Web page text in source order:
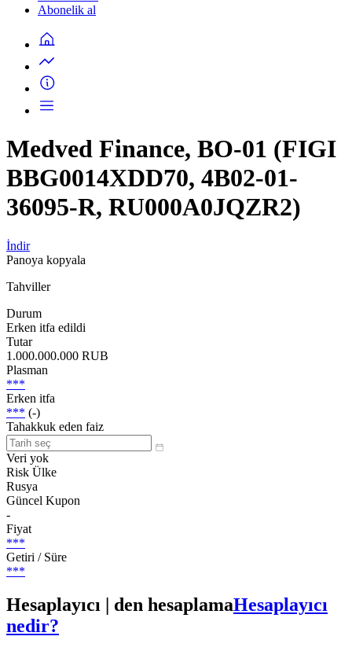
Abonelik al
Medved Finance, BO-01 (FIGI
BBG0014XDD70, 4B02-01-
36095-R, RU000A0JQZR2)
İndir
Panoya kopyala
Tahviller
Durum
Erken itfa edildi
Tutar
1.000.000.000 RUB
Plasman
***
Erken itfa
*** (-)
Tahakkuk eden faiz
Veri yok
Risk Ülke
Rusya
Güncel Kupon
-
Fiyat
***
Getiri / Süre
***
Hesaplayıcı | den hesaplamaHesaplayıcı
nedir?